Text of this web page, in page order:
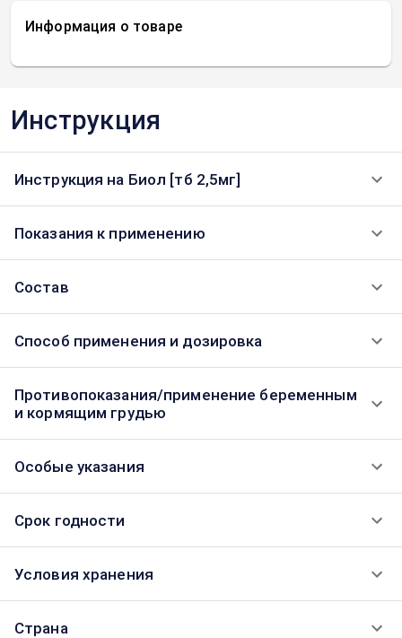
Информация о товаре
Инструкция
Инструкция на Биол [тб 2,5мг]
Показания к применению
Состав
Способ применения и дозировка
Противопоказания/применение беременным
и кормящим грудью
Особые указания
Срок годности
Условия хранения
Страна